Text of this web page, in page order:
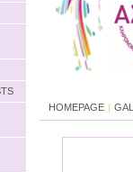
HOMEPAGE |